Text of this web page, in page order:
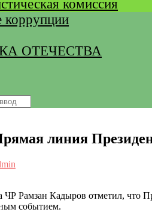
комиссия
коррупции
ОТЕЧЕСТВА
линия
ЧР Рамзан Кадыров отметил,
событием.